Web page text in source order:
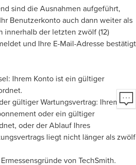
sind die Ausnahmen aufgeführt,
Benutzerkonto auch dann weiter als
innerhalb der letzten zwölf (12)
und Ihre E-Mail-Adresse bestätigt
Ihrem Konto ist ein gültiger
gültiger Wartungsvertrag: Ihrem
oder ein gültiger
oder der Ablauf Ihres
liegt nicht länger als zwölf
von TechSmith.